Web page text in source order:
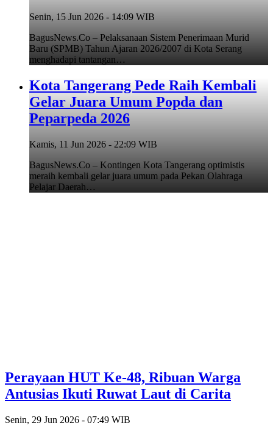
Senin, 15 Jun 2026 - 14:09 WIB
BagusNews.Co – Pelaksanaan Sistem Penerimaan Murid
Baru (SPMB) Tahun Ajaran 2026/2007 di Kota Serang
menghadapi tantangan…
Kota Tangerang Pede Raih Kembali
Gelar Juara Umum Popda dan
Peparpeda 2026
Kamis, 11 Jun 2026 - 22:09 WIB
BagusNews.Co – Kontingen Kota Tangerang optimistis
meraih kembali gelar juara umum pada Pekan Olahraga
Pelajar Daerah…
Perayaan HUT Ke-48, Ribuan Warga
Antusias Ikuti Ruwat Laut di Carita
Senin, 29 Jun 2026 - 07:49 WIB